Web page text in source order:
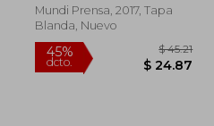
Mundi Prensa, 2017, Tapa
Blanda, Nuevo